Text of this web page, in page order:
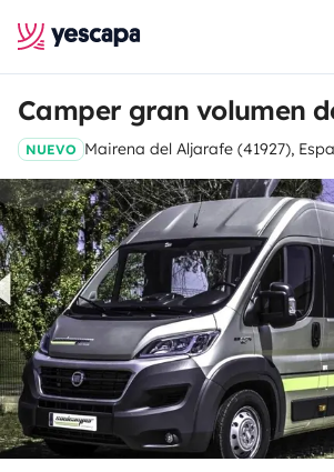
NUEVO Mairena del Aljarafe (41927),